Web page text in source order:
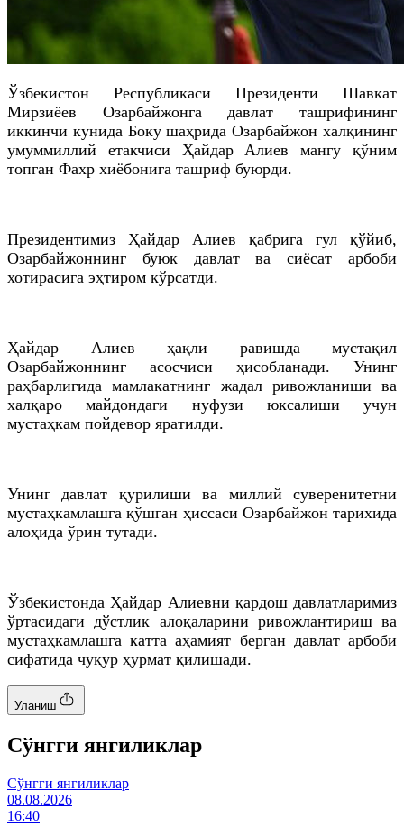
Ўзбекистон Республикаси Президенти Шавкат
Мирзиёев Озарбайжонга давлат ташрифининг
иккинчи кунида Боку шаҳрида Озарбайжон халқининг
умуммиллий етакчиси Ҳайдар Алиев мангу қўним
топган Фахр хиёбонига ташриф буюрди.
Президентимиз Ҳайдар Алиев қабрига гул қўйиб,
Озарбайжоннинг буюк давлат ва сиёсат арбоби
хотирасига эҳтиром кўрсатди.
Ҳайдар Алиев ҳақли равишда мустақил
Озарбайжоннинг асосчиси ҳисобланади. Унинг
раҳбарлигида мамлакатнинг жадал ривожланиши ва
халқаро майдондаги нуфузи юксалиши учун
мустаҳкам пойдевор яратилди.
Унинг давлат қурилиши ва миллий суверенитетни
мустаҳкамлашга қўшган ҳиссаси Озарбайжон тарихида
алоҳида ўрин тутади.
Ўзбекистонда Ҳайдар Алиевни қардош давлатларимиз
ўртасидаги дўстлик алоқаларини ривожлантириш ва
мустаҳкамлашга катта аҳамият берган давлат арбоби
сифатида чуқур ҳурмат қилишади.
Уланиш
Cўнгги янгиликлар
Cўнгги янгиликлар
08.08.2026
16:40